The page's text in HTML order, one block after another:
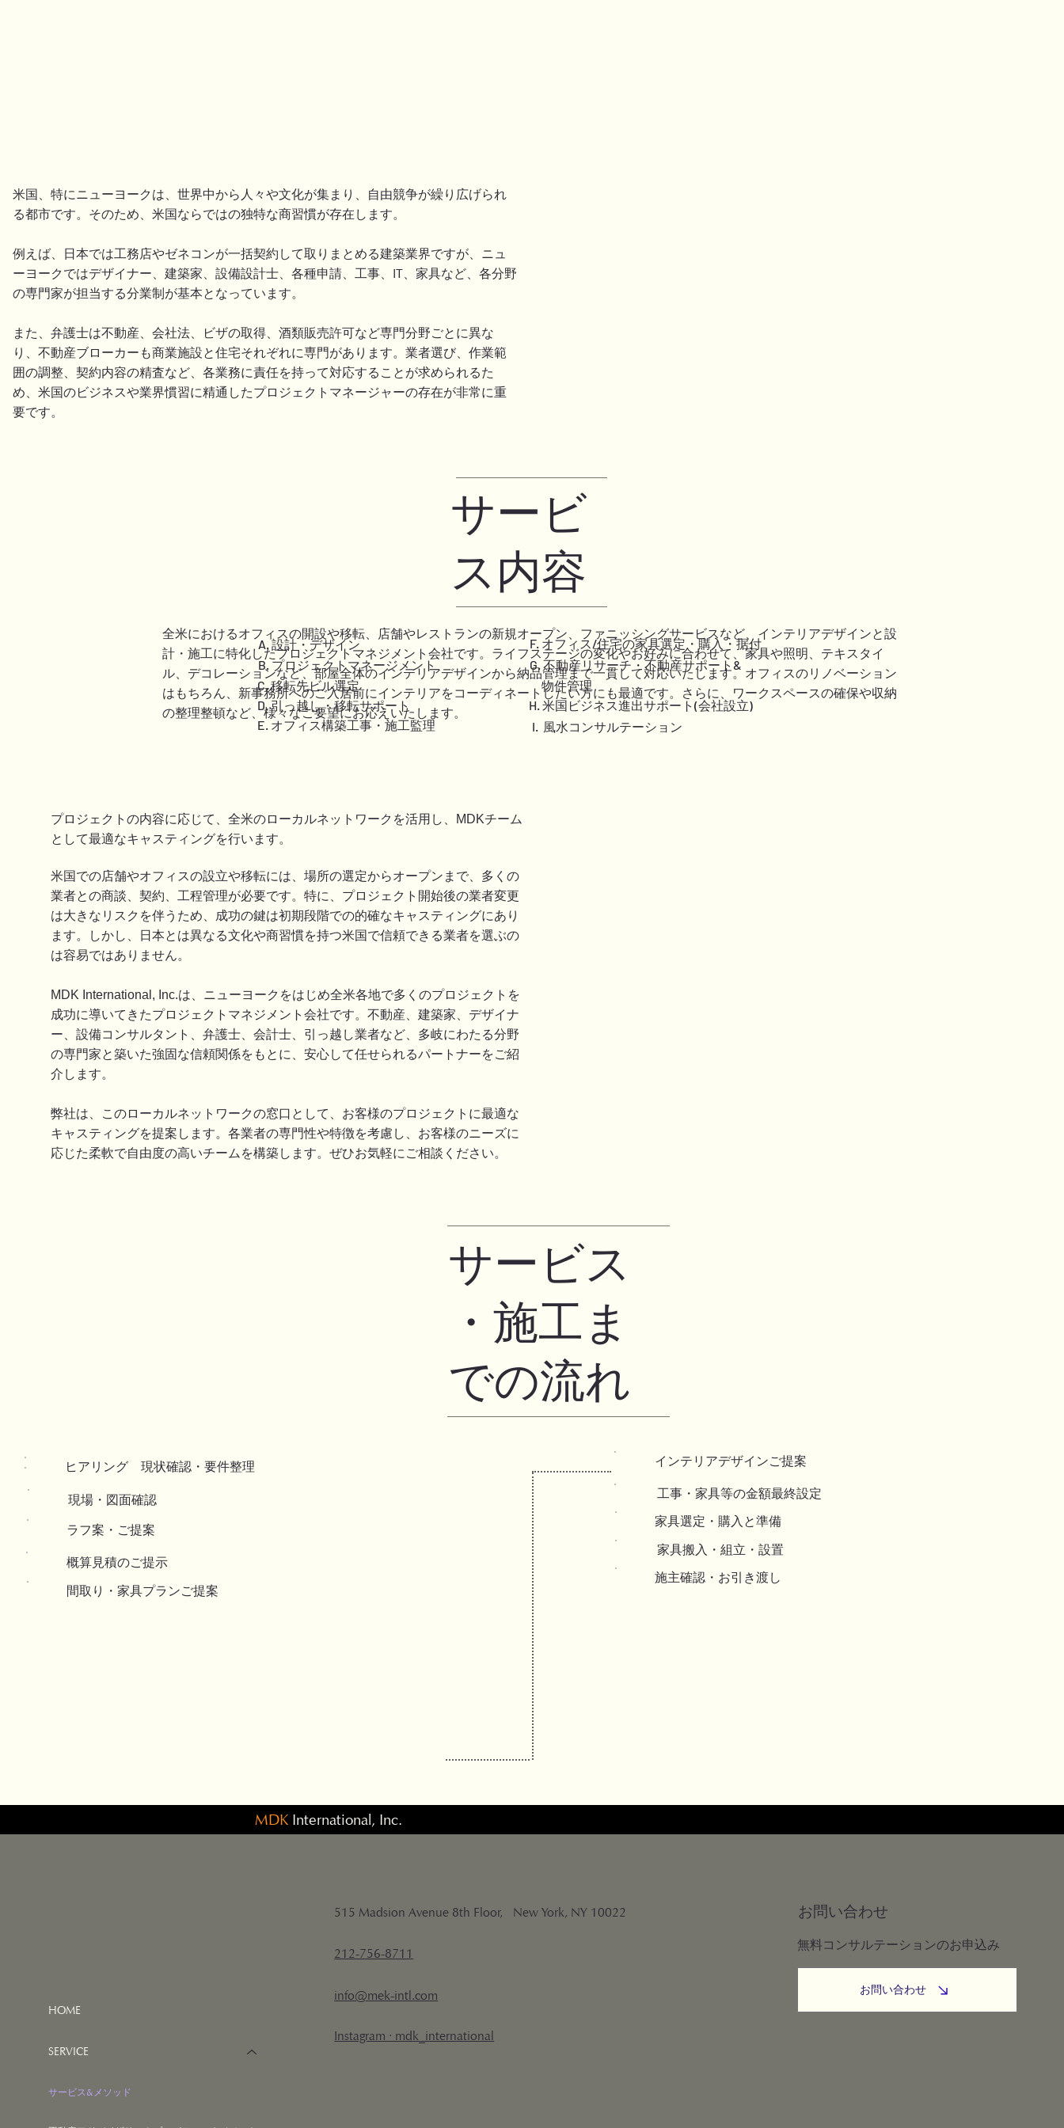
​サービ
ス内容
全米におけるオフィスの開設や移転、店舗やレストランの新規オープン、ファニッシングサービスなど、インテリアデザインと設
計・施工に特化したプロジェクトマネジメント会社です。ライフステージの変化やお好みに合わせて、家具や照明、テキスタイ
ル、デコレーションなど、部屋全体のインテリアデザインから納品管理まで一貫して対応いたします。オフィスのリノベーション
はもちろん、新事務所へのご入居前にインテリアをコーディネートしたい方にも最適です。さらに、ワークスペースの確保や収納
の整理整頓など、様々なご要望にお応えいたします。
A. 設計・デザイン
​B. プロジェクトマネージメント
C. 移転先ビル選定
D. 引っ越し・移転サポート
E. オフィス構築工事・施工監理
F. オフィス/住宅の家具選定・購入・据付
G. 不動産リサーチ・不動産サポート&
物件管理
H. 米国ビジネス進出サポート(会社設立)
I. 風水コンサルテーション
MDK International, Inc.
​サービス
・施工ま
での流れ
ヒアリング 現状確認・要件整理
現場・図面確認
​ラフ案・ご提案
概算見積のご提示
​間取り・家具プランご提案​
インテリアデザインご提案
​工事・家具等の金額最終設定
家具選定・購入と準備
家具搬入・組立・設置
施主確認・お引き渡し
米国、特にニューヨークは、世界中から人々や文化が集まり、自由競争が繰り広げられ
る都市です。そのため、米国ならではの独特な商習慣が存在します。
例えば、日本では工務店やゼネコンが一括契約して取りまとめる建築業界ですが、ニュ
ーヨークではデザイナー、建築家、設備設計士、各種申請、工事、IT、家具など、各分野
の専門家が担当する分業制が基本となっています。
また、弁護士は不動産、会社法、ビザの取得、酒類販売許可など専門分野ごとに異な
り、不動産ブローカーも商業施設と住宅それぞれに専門があります。業者選び、作業範
囲の調整、契約内容の精査など、各業務に責任を持って対応することが求められるた
め、米国のビジネスや業界慣習に精通したプロジェクトマネージャーの存在が非常に重
要です。
プロジェクトの内容に応じて、全米のローカルネットワークを活用し、 MDKチーム
として最適なキャスティングを行います。
米国での店舗やオフィスの設立や移転には、場所の選定からオープンまで、多くの
業者との商談、契約、工程管理が必要です。特に、プロジェクト開始後の業者変更
は大きなリスクを伴うため、成功の鍵は初期段階での的確なキャスティングにあり
ます。しかし、日本とは異なる文化や商習慣を持つ米国で信頼できる業者を選ぶの
は容易ではありません。
MDK International, Inc.は、ニューヨークをはじめ全米各地で多くのプロジェクトを
成功に導いてきたプロジェクトマネジメント会社です。不動産、建築家、デザイナ
ー、設備コンサルタント、弁護士、会計士、引っ越し業者など、多岐にわたる分野
の専門家と築いた強固な信頼関係をもとに、安心して任せられるパートナーをご紹
介します。
弊社は、このローカルネットワークの窓口として、お客様のプロジェクトに最適な
キャスティングを提案します。各業者の専門性や特徴を考慮し、お客様のニーズに
応じた柔軟で自由度の高いチームを構築します。ぜひお気軽にご相談ください。
HOME
SERVICE
サービス&メソッド
お問い合わせ
無料コンサルテーションのお申込み
お問い合わせ
515 Madsion Avenue 8th Floor, New York, NY 10022
212-756-8711
info@mek-intl.com
Instagram · mdk_international